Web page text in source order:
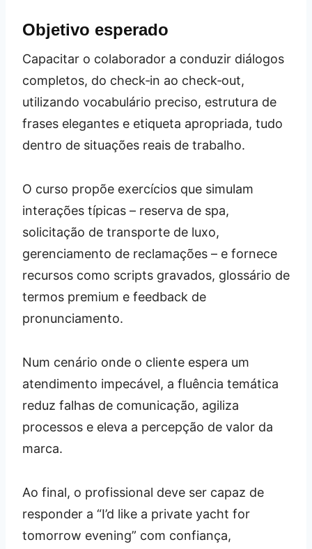
Objetivo esperado
Capacitar o colaborador a conduzir diálogos
completos, do check‑in ao check‑out,
utilizando vocabulário preciso, estrutura de
frases elegantes e etiqueta apropriada, tudo
dentro de situações reais de trabalho.
O curso propõe exercícios que simulam
interações típicas – reserva de spa,
solicitação de transporte de luxo,
gerenciamento de reclamações – e fornece
recursos como scripts gravados, glossário de
termos premium e feedback de
pronunciamento.
Num cenário onde o cliente espera um
atendimento impecável, a fluência temática
reduz falhas de comunicação, agiliza
processos e eleva a percepção de valor da
marca.
Ao final, o profissional deve ser capaz de
responder a “I’d like a private yacht for
tomorrow evening” com confiança,